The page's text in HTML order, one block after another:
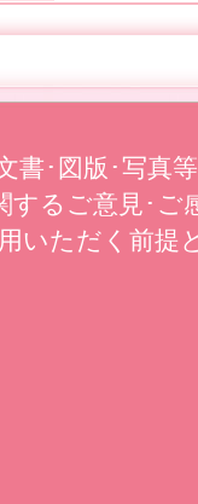
書･図版･写真
するご意見･ご
いただく前提